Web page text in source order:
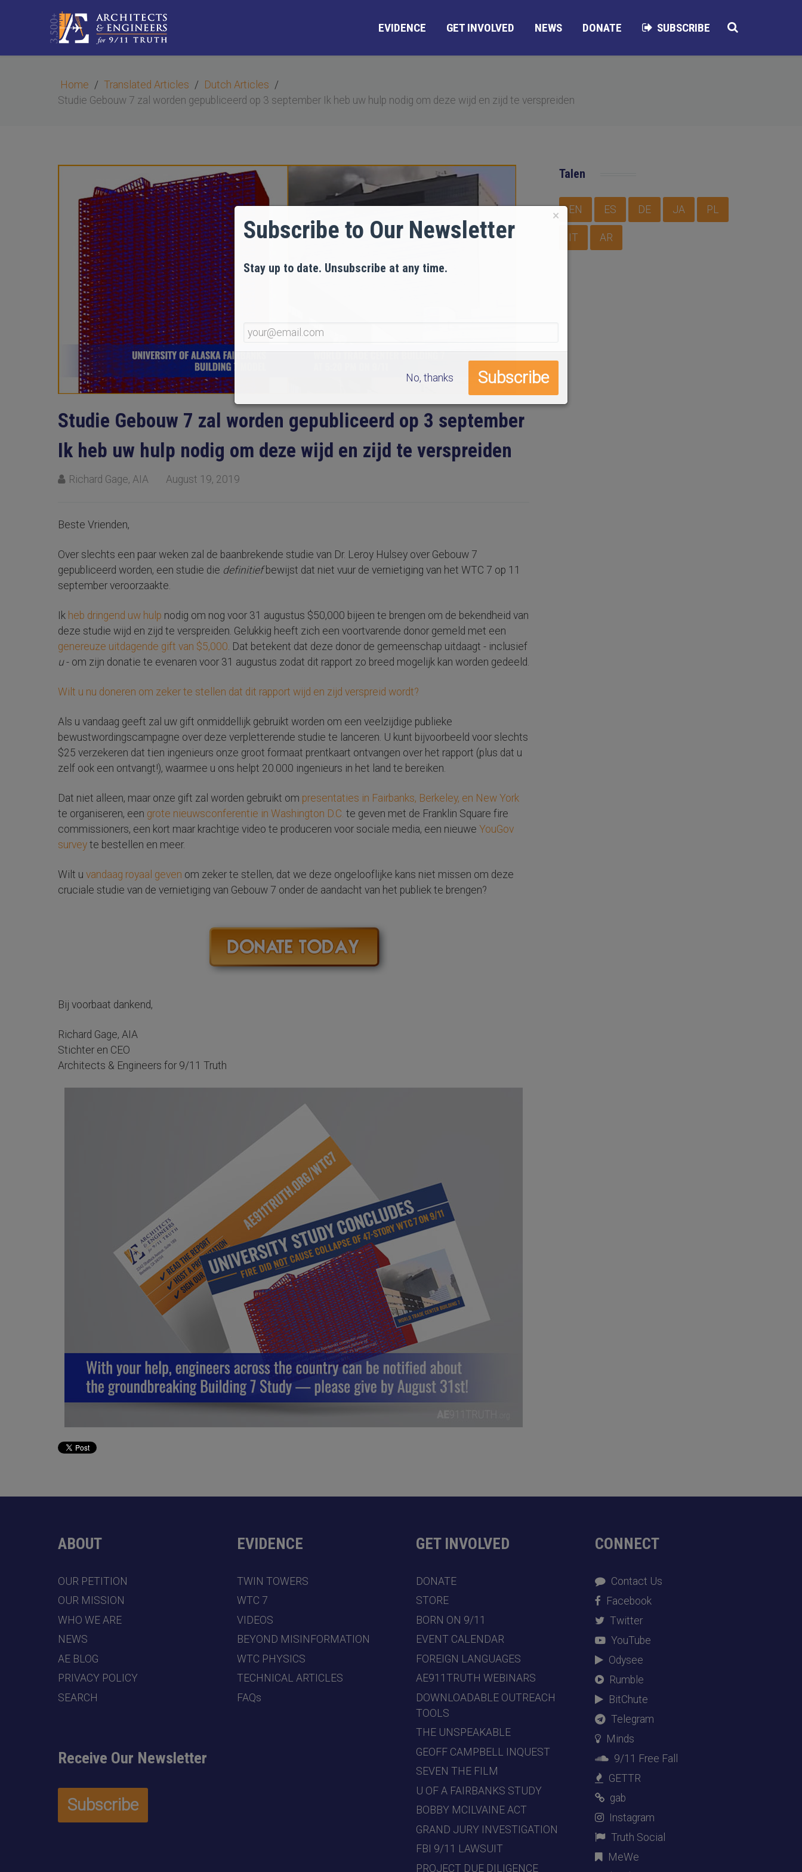
EVIDENCE GET INVOLVED NEWS DONATE SUBSCRIBE
Home Translated Articles
Dutch Articles
Studie Gebouw 7 zal worden gepubliceerd op 3 september Ik heb uw hulp nodig om deze wijd en zijd te verspreiden
Studie Gebouw 7 zal worden gepubliceerd op 3 september
Ik heb uw hulp nodig om deze wijd en zijd te verspreiden
Richard Gage, AIA August 19, 2019
Beste Vrienden,
Over slechts een paar weken zal de baanbrekende studie van Dr. Leroy Hulsey over Gebouw 7
gepubliceerd worden, een studie die definitiefbewijst dat niet vuur de vernietiging van het WTC 7 op 11
september veroorzaakte.
Ik heb dringend uw hulp nodig om nog voor 31 augustus $50,000 bijeen te brengen om de bekendheid van
deze studie wijd en zijd te verspreiden. Gelukkig heeft zich een voortvarende donor gemeld met een
genereuze uitdagende gift van $5,000 . Dat betekent dat deze donor de gemeenschap uitdaagt - inclusief
u- om zijn donatie te evenaren voor 31 augustus zodat dit rapport zo breed mogelijk kan worden gedeeld.
Wilt u nu doneren om zeker te stellen dat dit rapport wijd en zijd verspreid wordt?
Als u vandaag geeft zal uw gift onmiddellijk gebruikt worden om een veelzijdige publieke
bewustwordingscampagne over deze verpletterende studie te lanceren. U kunt bijvoorbeeld voor slechts
$25 verzekeren dat tien ingenieurs onze groot formaat prentkaart ontvangen over het rapport (plus dat u
zelf ook een ontvangt!), waarmee u ons helpt 20.000 ingenieurs in het land te bereiken.
Dat niet alleen, maar onze gift zal worden gebruikt om presentaties in Fairbanks, Berkeley, en New York
te organiseren, een grote nieuwsconferentie in Washington D.C. te geven met de Franklin Square fire
commissioners, een kort maar krachtige video te produceren voor sociale media, een nieuwe YouGov
survey te bestellen en meer.
Wilt u vandaag royaal geven om zeker te stellen, dat we deze ongelooflijke kans niet missen om deze
cruciale studie van de vernietiging van Gebouw 7 onder de aandacht van het publiek te brengen?
Bij voorbaat dankend,
Richard Gage, AIA
Stichter en CEO
Architects & Engineers for 9/11 Truth
Talen
EN ES DE JA PL
IT AR
ABOUT
OUR PETITION
OUR MISSION
WHO WE ARE
NEWS
AE BLOG
PRIVACY POLICY
SEARCH
Receive Our Newsletter
EVIDENCE
TWIN TOWERS
WTC 7
VIDEOS
BEYOND MISINFORMATION
WTC PHYSICS
TECHNICAL ARTICLES
FAQs
GET INVOLVED
DONATE
STORE
BORN ON 9/11
EVENT CALENDAR
FOREIGN LANGUAGES
AE911TRUTH WEBINARS
DOWNLOADABLE OUTREACH
TOOLS
THE UNSPEAKABLE
GEOFF CAMPBELL INQUEST
SEVEN THE FILM
U OF A FAIRBANKS STUDY
BOBBY MCILVAINE ACT
GRAND JURY INVESTIGATION
FBI 9/11 LAWSUIT
PROJECT DUE DILIGENCE
CONNECT
Contact Us
Facebook
Twitter
YouTube
Odysee
Rumble
BitChute
Telegram
Minds
9/11 Free Fall
GETTR
gab
Instagram
Truth Social
MeWe
×
Subscribe to Our Newsletter
Stay up to date. Unsubscribe at any time.
No, thanks